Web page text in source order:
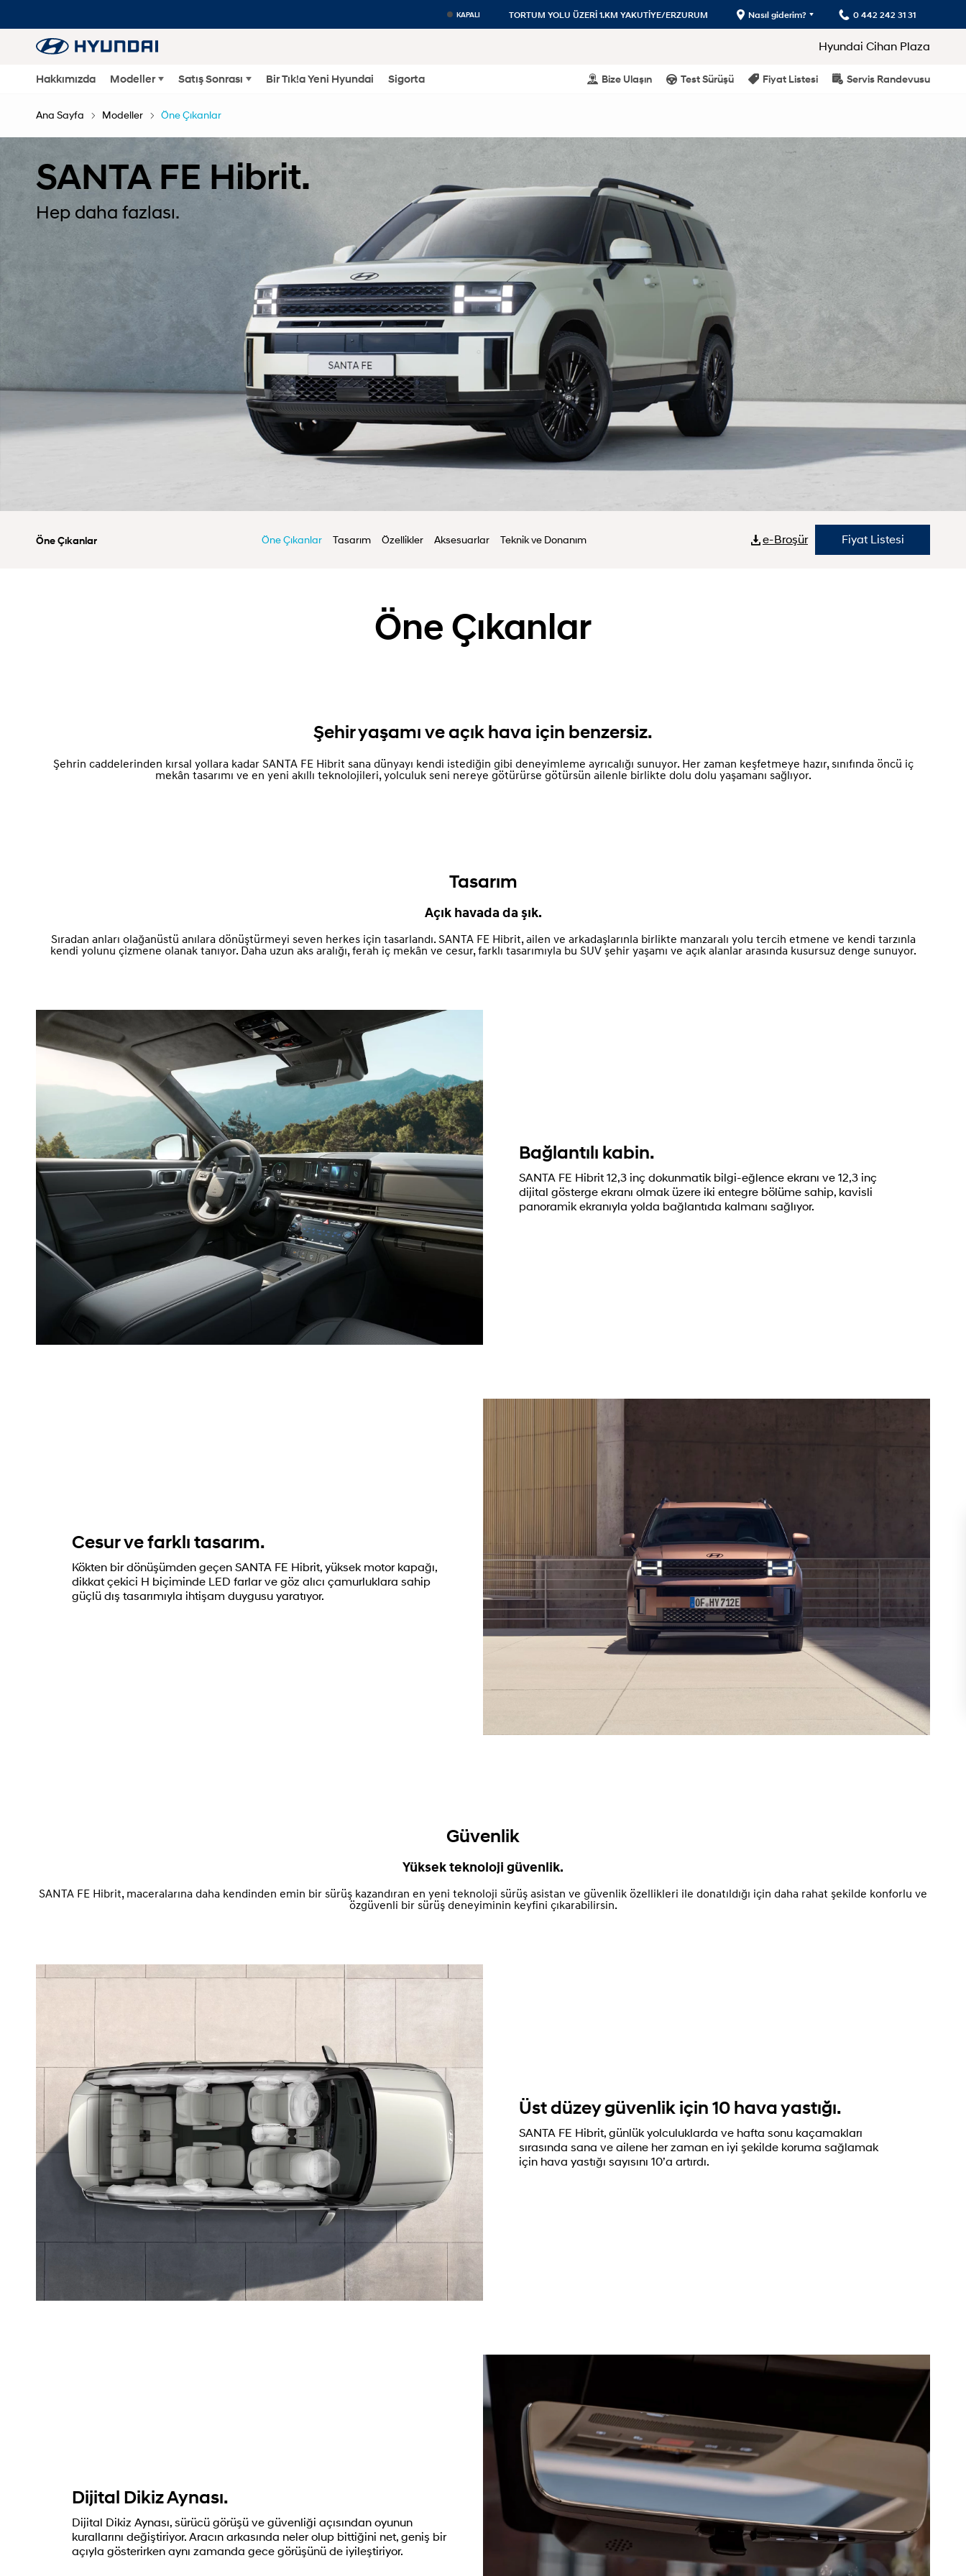
KAPALI TORTUM YOLU ÜZERİ 1.KM YAKUTİYE/ERZURUM Nasıl giderim? 0 442 242 31 31
Hyundai Cihan Plaza
Hakkımızda Modeller Satış Sonrası Bir Tık!a Yeni Hyundai Sigorta Bize Ulaşın Test Sürüşü Fiyat Listesi Servis Randevusu
Ana Sayfa Modeller Öne Çıkanlar
SANTA FE Hibrit.
Hep daha fazlası.
Öne Çıkanlar Öne Çıkanlar Tasarım Özellikler Aksesuarlar Teknik ve Donanım e-Broşür Fiyat Listesi
Öne Çıkanlar
Şehir yaşamı ve açık hava için benzersiz.
Şehrin caddelerinden kırsal yollara kadar SANTA FE Hibrit sana dünyayı kendi istediğin gibi deneyimleme ayrıcalığı sunuyor. Her zaman keşfetmeye hazır, sınıfında öncü iç
mekân tasarımı ve en yeni akıllı teknolojileri, yolculuk seni nereye götürürse götürsün ailenle birlikte dolu dolu yaşamanı sağlıyor.
Tasarım
Açık havada da şık.
Sıradan anları olağanüstü anılara dönüştürmeyi seven herkes için tasarlandı. SANTA FE Hibrit, ailen ve arkadaşlarınla birlikte manzaralı yolu tercih etmene ve kendi tarzınla
kendi yolunu çizmene olanak tanıyor. Daha uzun aks aralığı, ferah iç mekân ve cesur, farklı tasarımıyla bu SUV şehir yaşamı ve açık alanlar arasında kusursuz denge sunuyor.
Bağlantılı kabin.
SANTA FE Hibrit 12,3 inç dokunmatik bilgi-eğlence ekranı ve 12,3 inç
dijital gösterge ekranı olmak üzere iki entegre bölüme sahip, kavisli
panoramik ekranıyla yolda bağlantıda kalmanı sağlıyor.
Cesur ve farklı tasarım.
Kökten bir dönüşümden geçen SANTA FE Hibrit, yüksek motor kapağı,
dikkat çekici H biçiminde LED farlar ve göz alıcı çamurluklara sahip
güçlü dış tasarımıyla ihtişam duygusu yaratıyor.
Güvenlik
Yüksek teknoloji güvenlik.
SANTA FE Hibrit, maceralarına daha kendinden emin bir sürüş kazandıran en yeni teknoloji sürüş asistan ve güvenlik özellikleri ile donatıldığı için daha rahat şekilde konforlu ve
özgüvenli bir sürüş deneyiminin keyfini çıkarabilirsin.
Üst düzey güvenlik için 10 hava yastığı.
SANTA FE Hibrit, günlük yolculuklarda ve hafta sonu kaçamakları
sırasında sana ve ailene her zaman en iyi şekilde koruma sağlamak
için hava yastığı sayısını 10’a artırdı.
Dijital Dikiz Aynası.
Dijital Dikiz Aynası, sürücü görüşü ve güvenliği açısından oyunun
kurallarını değiştiriyor. Aracın arkasında neler olup bittiğini net, geniş bir
açıyla gösterirken aynı zamanda gece görüşünü de iyileştiriyor.